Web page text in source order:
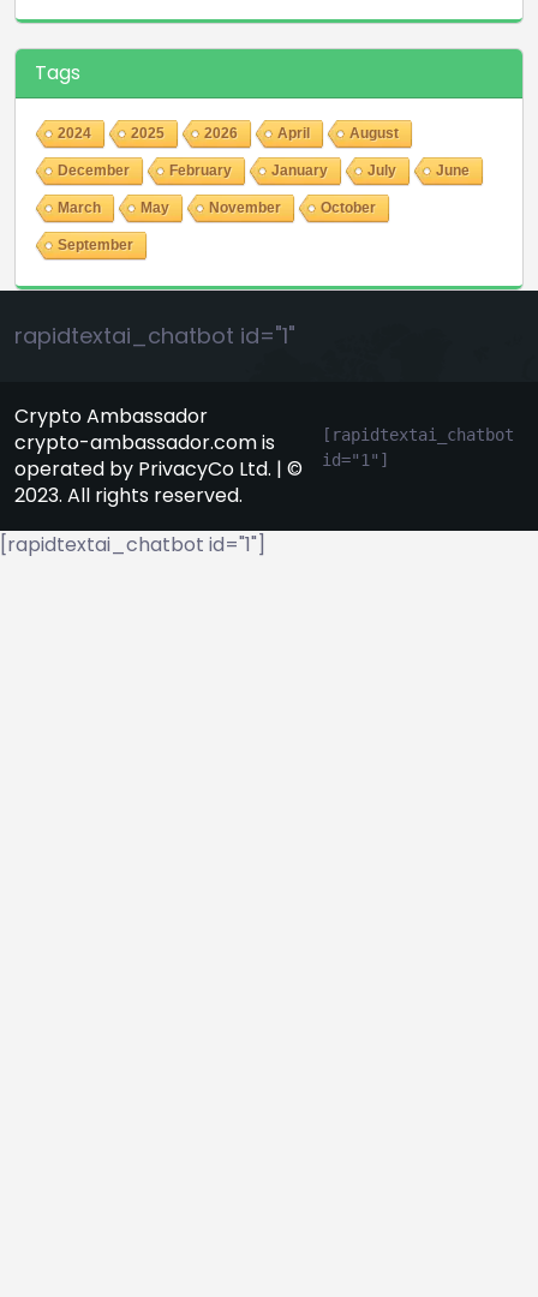
Tags
2024 2025 2026 April August
December February January July June
March May November October
September
rapidtextai_chatbot id="1"
Crypto Ambassador
crypto-ambassador.com is
operated by PrivacyCo Ltd. | ©
2023. All rights reserved.
[rapidtextai_chatbot
id="1"]
[rapidtextai_chatbot id="1"]